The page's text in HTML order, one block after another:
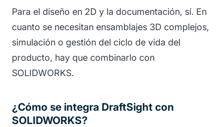
Para el diseño en 2D y la documentación, sí. En
cuanto se necesitan ensamblajes 3D complejos,
simulación o gestión del ciclo de vida del
producto, hay que combinarlo con
SOLIDWORKS.
¿Cómo se integra DraftSight con
SOLIDWORKS?